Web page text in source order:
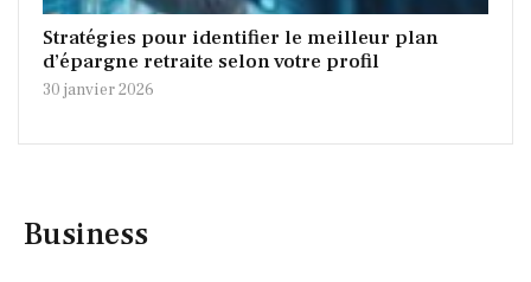
Stratégies pour identifier le meilleur plan
d’épargne retraite selon votre profil
30 janvier 2026
Business